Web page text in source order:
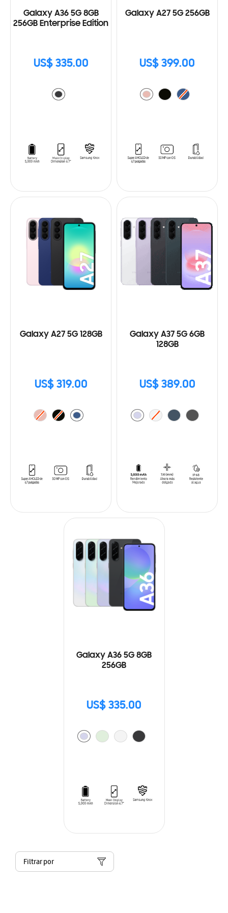
Galaxy A36 5G 8GB
256GB Enterprise Edition
US$ 335.00
Galaxy A27 5G 256GB
US$ 399.00
Galaxy A27 5G 128GB
US$ 319.00
Galaxy A37 5G 6GB
128GB
US$ 389.00
Galaxy A36 5G 8GB
256GB
US$ 335.00
Filtrar por